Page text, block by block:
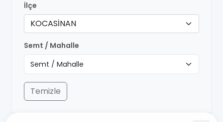
İlçe
KOCASİNAN
Semt / Mahalle
Temizle